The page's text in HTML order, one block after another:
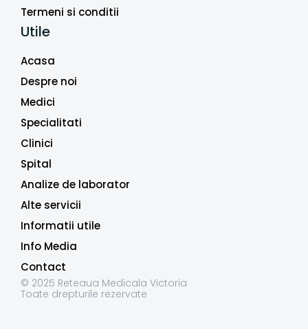
Termeni si conditii
Utile
Acasa
Despre noi
Medici
Specialitati
Clinici
Spital
Analize de laborator
Alte servicii
Informatii utile
Info Media
Contact
© 2025 Reteaua Medicala Victoria
Toate drepturile rezervate